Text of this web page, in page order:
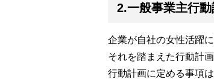
2.一般事業主行
企業が自社の女性活躍
それを踏まえた行動計
行動計画に定める事項